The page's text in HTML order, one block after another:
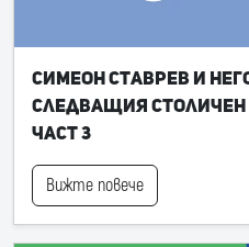
Симеон Ставрев и
следващия
част 3
Вижте повече